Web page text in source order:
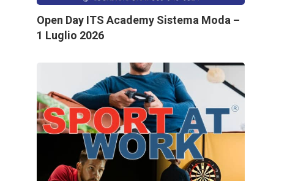
Open Day ITS Academy Sistema Moda –
1 Luglio 2026